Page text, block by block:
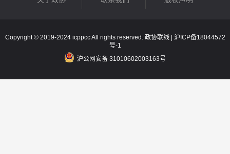
Copyright © 2019-2024 icppcc All rights reserved. 政协联线 | 沪ICP备18044572
号-1
沪公网安备 31010602003163号